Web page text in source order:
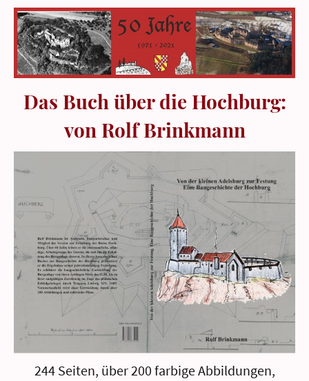
Das Buch über die Hochburg:
von Rolf Brinkmann
244 Seiten, über 200 farbige Abbildungen,